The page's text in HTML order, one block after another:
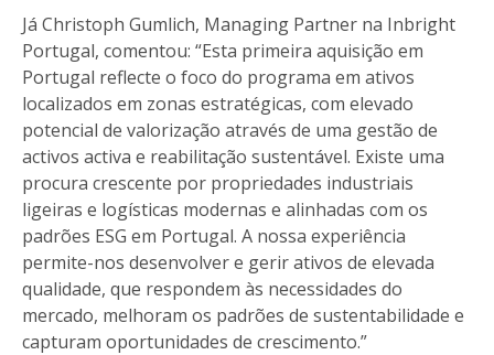
Já Christoph Gumlich, Managing Partner na Inbright
Portugal, comentou: “Esta primeira aquisição em
Portugal reflecte o foco do programa em ativos
localizados em zonas estratégicas, com elevado
potencial de valorização através de uma gestão de
activos activa e reabilitação sustentável. Existe uma
procura crescente por propriedades industriais
ligeiras e logísticas modernas e alinhadas com os
padrões ESG em Portugal. A nossa experiência
permite-nos desenvolver e gerir ativos de elevada
qualidade, que respondem às necessidades do
mercado, melhoram os padrões de sustentabilidade e
capturam oportunidades de crescimento.”